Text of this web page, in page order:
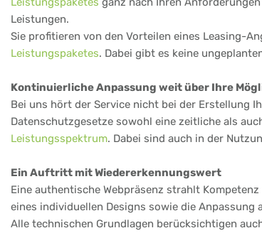
Leistungen.
Sie profitieren von den Vorteilen eines Leasing-
Leistungspaketes. Dabei gibt es keine
Kontinuierliche Anpassung weit über Ihre
Bei uns hört der Service nicht bei der Erstellung
Datenschutzgesetze sowohl eine zeitliche als
Leistungsspektrum. Dabei sind auch in der
Ein Auftritt mit Wiedererkennungswert
Eine authentische Webpräsenz strahlt
eines individuellen Designs sowie die
Alle technischen Grundlagen berücksichtigen